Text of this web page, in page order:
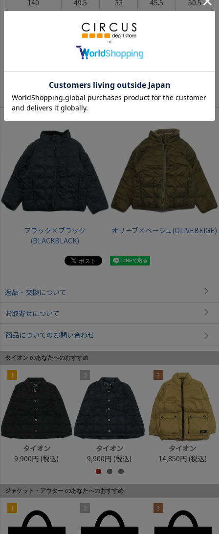
140 49.5 33 45.5 50.5
※BCはバックセンター（首から裾までの後中心）です。
※SNPはサイドネックポイント（肩から裾までの直線で計測した長
Color
ブラック×ブラック
(BLACKBLACK)
オリーブ×ベージュ(OLIVEBEIGE)
返品・交換について
お取寄せについて
商品についてのお問い合わせ
タイオン のあなたへのおすすめ
1
タイオン
9,900円 (税込)
2
タイオン
9,900円 (税込)
3
タイオン
14,850円 (税込)
ジャケット・アウター のあなたへのおすすめ
1 2 3